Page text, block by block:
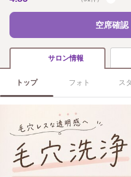
空席確認
サロン情報
トップ フォト ス